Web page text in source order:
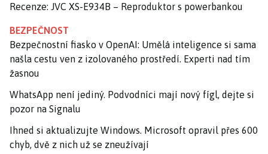
Recenze: JVC XS-E934B – Reproduktor s powerbankou
BEZPEČNOST
Bezpečnostní fiasko v OpenAI: Umělá inteligence si sama
našla cestu ven z izolovaného prostředí. Experti nad tím
žasnou
WhatsApp není jediný. Podvodníci mají nový fígl, dejte si
pozor na Signalu
Ihned si aktualizujte Windows. Microsoft opravil přes 600
chyb, dvě z nich už se zneužívají